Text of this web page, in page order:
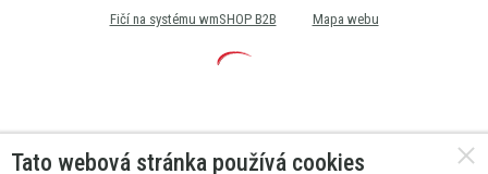
Fičí na systému wmSHOP B2B
Mapa webu
Tato webová stránka používá cookies